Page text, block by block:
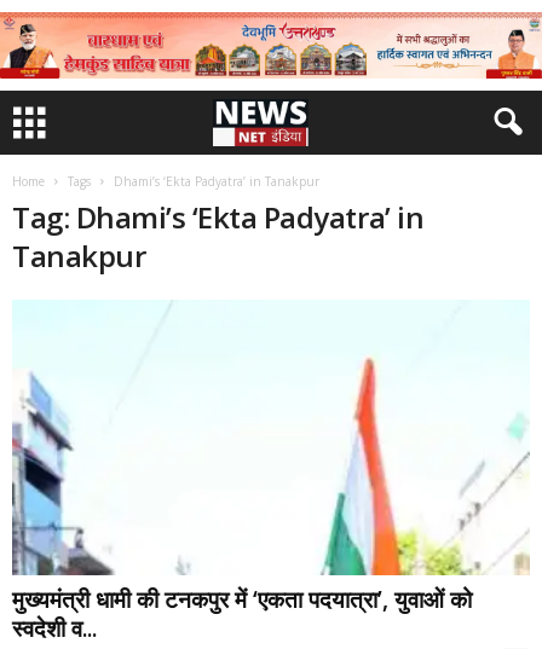
Home Tags Dhami’s ‘Ekta Padyatra’ in Tanakpur
Tag: Dhami’s ‘Ekta Padyatra’ in
Tanakpur
मुख्यमंत्री धामी की टनकपुर में ‘एकता पदयात्रा’, युवाओं को
स्वदेशी व...